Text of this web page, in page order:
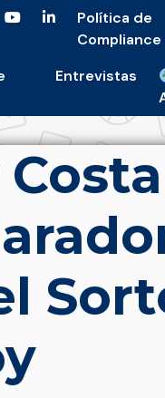
Política de
Compliance
Entrevistas